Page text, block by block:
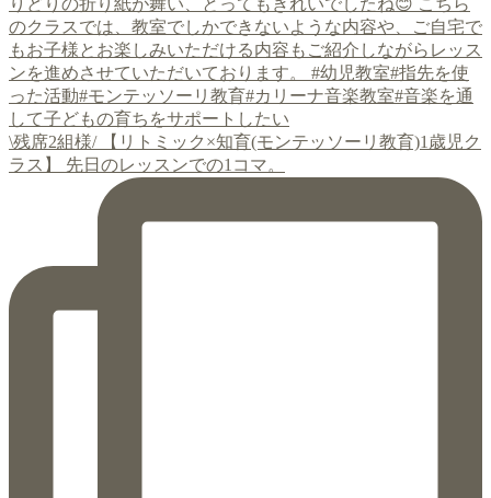
\残席2組様/ 【リトミック×知育(モンテッソーリ教育)1歳児ク
ラス】 先日のレッスンでの1コマ。